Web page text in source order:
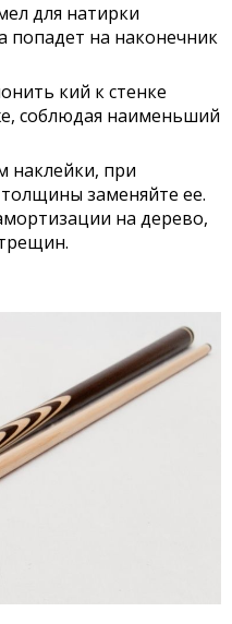
для натирки
попадет на наконечник
кий к стенке
соблюдая наименьший
наклейки, при
заменяйте ее.
на дерево,